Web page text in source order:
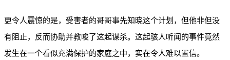
更令人震惊的是，受害者的哥哥事先知晓这个计划，但他非但没
有阻止，反而协助并教唆了这起谋杀。这起骇人听闻的事件竟然
发生在一个看似充满保护的家庭之中，实在令人难以置信。